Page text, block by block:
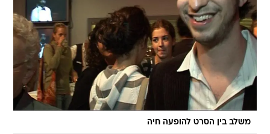
משלב בין הסרט להופעה חיה